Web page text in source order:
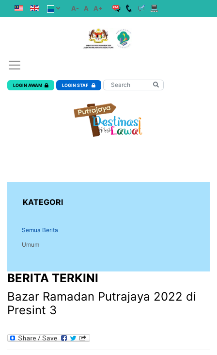
A- A A+
LOGIN AWAM LOGIN STAF
KATEGORI
Semua Berita
Umum
BERITA TERKINI
Bazar Ramadan Putrajaya 2022 di
Presint 3